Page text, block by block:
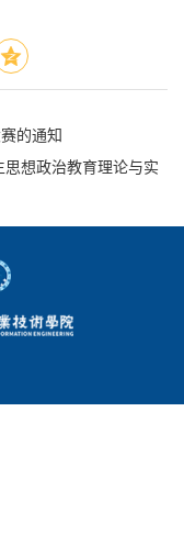
的通知
想政治教育理论与实